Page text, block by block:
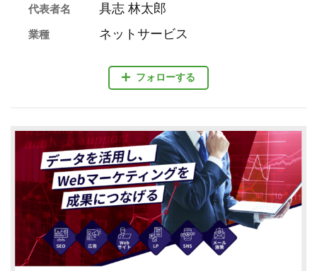
フォローする
代表者名 具志 林太郎
業種 ネットサービス